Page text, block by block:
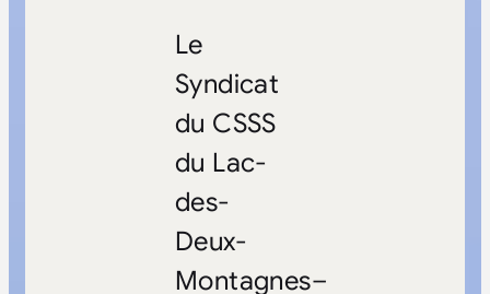
Le
Syndicat
du CSSS
du Lac-
des-
Deux-
Montagnes–